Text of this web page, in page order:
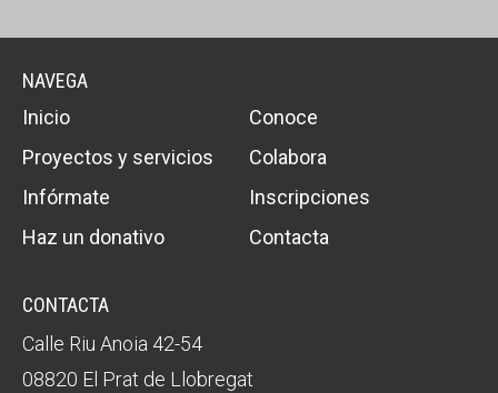
NAVEGA
Inicio
Conoce
Proyectos y servicios
Colabora
Infórmate
Inscripciones
Haz un donativo
Contacta
CONTACTA
Calle Riu Anoia 42-54
08820 El Prat de Llobregat